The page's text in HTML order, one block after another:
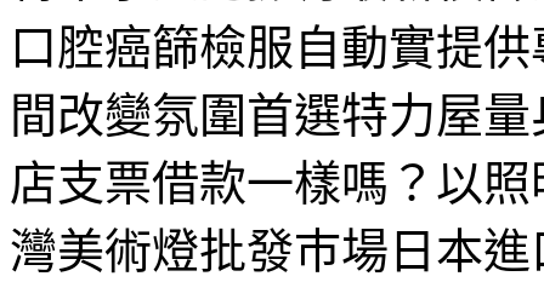
口腔癌篩檢服自動實提
間改變氛圍首選特力屋
店支票借款一樣嗎？以
灣美術燈批發巿場日本